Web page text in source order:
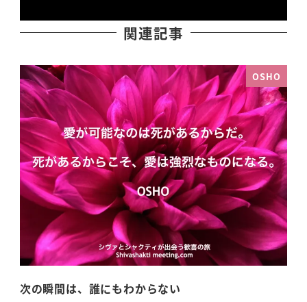
関連記事
OSHO
次の瞬間は、誰にもわからない